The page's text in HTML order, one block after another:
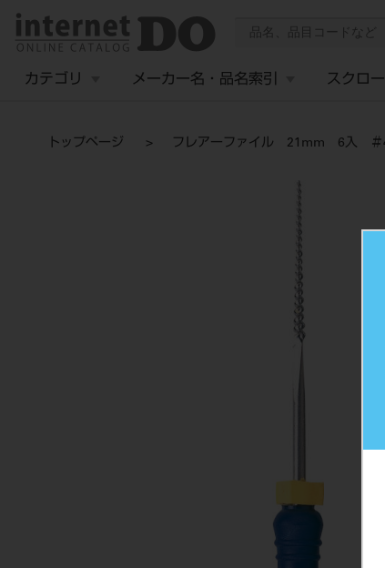
カテゴリ メーカー名・品名索引 スクロ
トップページ フレアーファイル 21mm 6入 ＃